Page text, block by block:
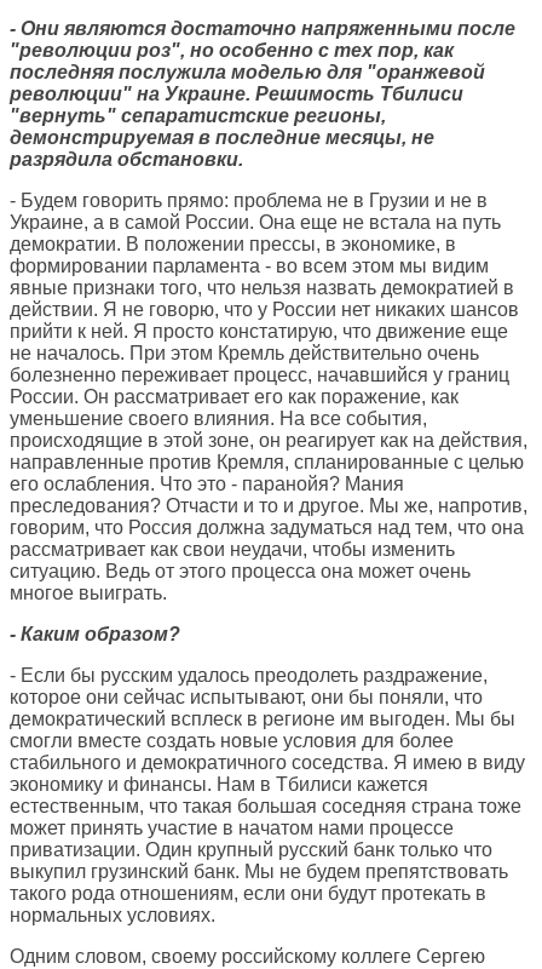
- Они являются достаточно напряженными после
"революции роз", но особенно с тех пор, как
последняя послужила моделью для "оранжевой
революции" на Украине. Решимость Тбилиси
"вернуть" сепаратистские регионы,
демонстрируемая в последние месяцы, не
разрядила обстановки.
- Будем говорить прямо: проблема не в Грузии и не в
Украине, а в самой России. Она еще не встала на путь
демократии. В положении прессы, в экономике, в
формировании парламента - во всем этом мы видим
явные признаки того, что нельзя назвать демократией в
действии. Я не говорю, что у России нет никаких шансов
прийти к ней. Я просто констатирую, что движение еще
не началось. При этом Кремль действительно очень
болезненно переживает процесс, начавшийся у границ
России. Он рассматривает его как поражение, как
уменьшение своего влияния. На все события,
происходящие в этой зоне, он реагирует как на действия,
направленные против Кремля, спланированные с целью
его ослабления. Что это - паранойя? Мания
преследования? Отчасти и то и другое. Мы же, напротив,
говорим, что Россия должна задуматься над тем, что она
рассматривает как свои неудачи, чтобы изменить
ситуацию. Ведь от этого процесса она может очень
многое выиграть.
- Каким образом?
- Если бы русским удалось преодолеть раздражение,
которое они сейчас испытывают, они бы поняли, что
демократический всплеск в регионе им выгоден. Мы бы
смогли вместе создать новые условия для более
стабильного и демократичного соседства. Я имею в виду
экономику и финансы. Нам в Тбилиси кажется
естественным, что такая большая соседняя страна тоже
может принять участие в начатом нами процессе
приватизации. Один крупный русский банк только что
выкупил грузинский банк. Мы не будем препятствовать
такого рода отношениям, если они будут протекать в
нормальных условиях.
Одним словом, своему российскому коллеге Сергею